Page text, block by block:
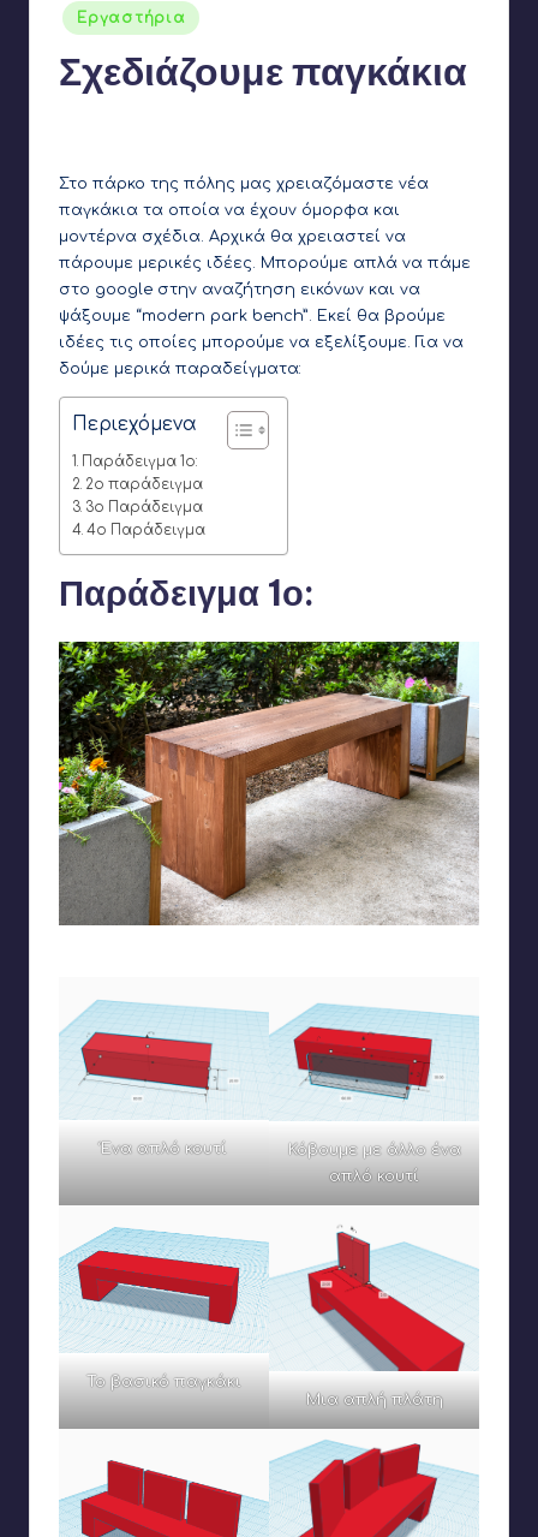
Αναρτήθηκε
σε
Εργαστήρια
Σχεδιάζουμε παγκάκια
Στο πάρκο της πόλης μας χρειαζόμαστε νέα
παγκάκια τα οποία να έχουν όμορφα και
μοντέρνα σχέδια. Αρχικά θα χρειαστεί να
πάρουμε μερικές ιδέες. Μπορούμε απλά να πάμε
στο google στην αναζήτηση εικόνων και να
ψάξουμε “modern park bench”. Εκεί θα βρούμε
ιδέες τις οποίες μπορούμε να εξελίξουμε. Για να
δούμε μερικά παραδείγματα:
Περιεχόμενα
Παράδειγμα 1ο:
2ο παράδειγμα
3ο Παράδειγμα
4ο Παράδειγμα
Παράδειγμα 1ο:
Ένα απλό κουτί
Κόβουμε με άλλο ένα
απλό κουτί
Το βασικό παγκάκι
Μια απλή πλάτη